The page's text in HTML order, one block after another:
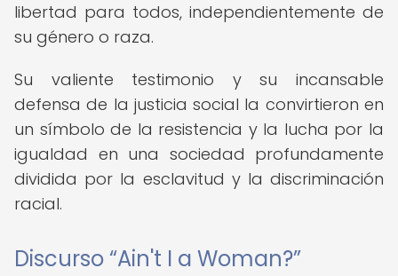
libertad para todos, independientemente de
su género o raza.
Su valiente testimonio y su incansable
defensa de la justicia social la convirtieron en
un símbolo de la resistencia y la lucha por la
igualdad en una sociedad profundamente
dividida por la esclavitud y la discriminación
racial.
Discurso “Ain't I a Woman?”